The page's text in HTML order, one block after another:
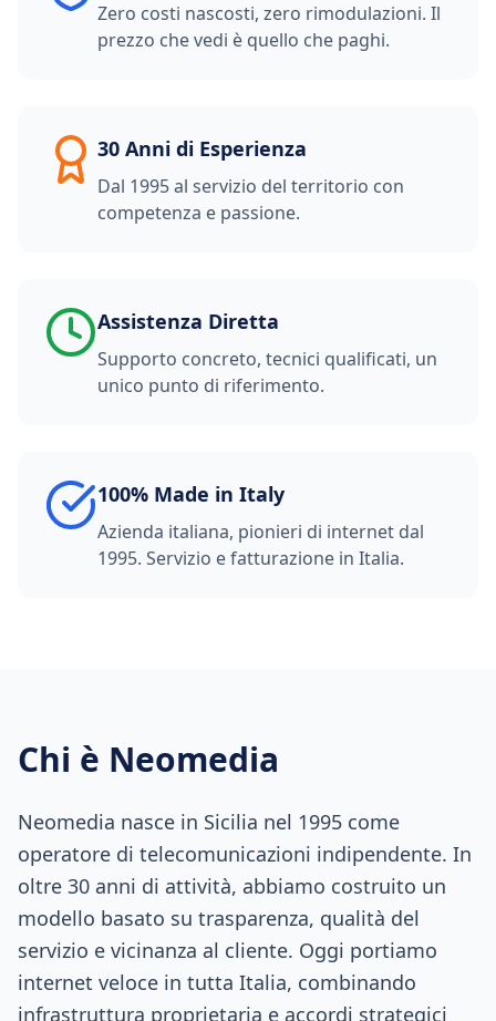
Zero costi nascosti, zero rimodulazioni. Il
prezzo che vedi è quello che paghi.
30 Anni di Esperienza
Dal 1995 al servizio del territorio con
competenza e passione.
Assistenza Diretta
Supporto concreto, tecnici qualificati, un
unico punto di riferimento.
100% Made in Italy
Azienda italiana, pionieri di internet dal
1995. Servizio e fatturazione in Italia.
Chi è Neomedia
Neomedia nasce in Sicilia nel 1995 come
operatore di telecomunicazioni indipendente. In
oltre 30 anni di attività, abbiamo costruito un
modello basato su trasparenza, qualità del
servizio e vicinanza al cliente. Oggi portiamo
internet veloce in tutta Italia, combinando
infrastruttura proprietaria e accordi strategici